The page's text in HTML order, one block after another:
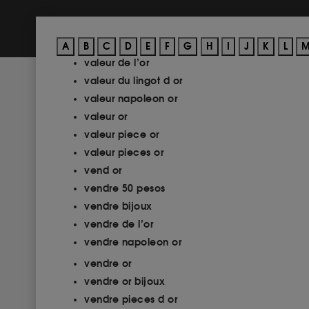
A B C D E F G H I J K L M
valeur de l’or
valeur du lingot d or
valeur napoleon or
valeur or
valeur piece or
valeur pieces or
vend or
vendre 50 pesos
vendre bijoux
vendre de l’or
vendre napoleon or
vendre or
vendre or bijoux
vendre pieces d or